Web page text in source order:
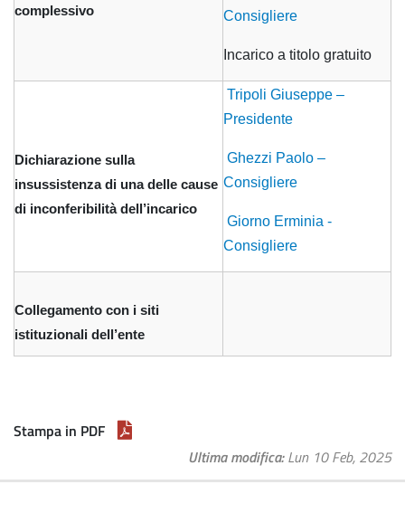
complessivo
Consigliere
Incarico a titolo gratuito
Dichiarazione sulla
insussistenza di una delle cause
di inconferibilità dell’incarico
Tripoli Giuseppe –
Presidente
Ghezzi Paolo –
Consigliere
Giorno Erminia -
Consigliere
Collegamento con i siti
istituzionali dell’ente
Stampa in PDF
Ultima modifica Lun 10 Feb, 2025